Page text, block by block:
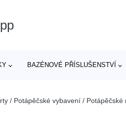
BAZÉNOVÉ PŘÍSLUŠENSTVÍ
/ Potápěčské vybavení / Potápěčské